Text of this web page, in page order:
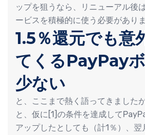
ップを狙うなら、リニューアル後
ービスを積極的に使う必要がありま
1.5％還元でも意
てくるPayPay
少ない
と、ここまで熱く語ってきました
と、仮に[1]の条件を達成して
アップしたとしても（計1％）、翌